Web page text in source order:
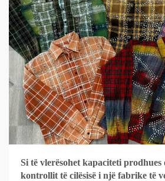
Si të vlerësohet kapaciteti prodhues
kontrollit të cilësisë i një fabrike të